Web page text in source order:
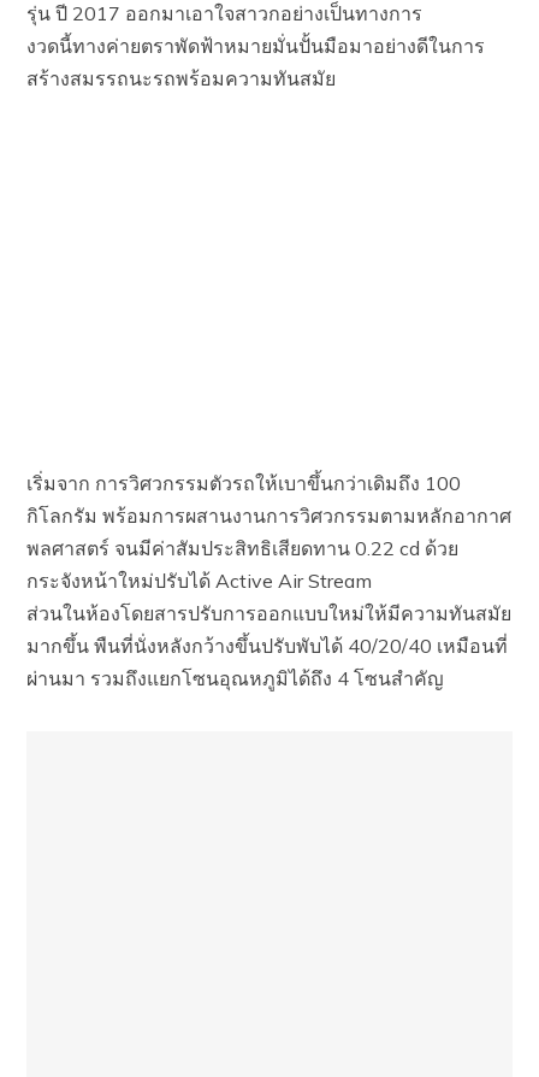
รุ่น ปี 2017 ออกมาเอาใจสาวกอย่างเป็นทางการ
งวดนี้ทางค่ายตราพัดฟ้าหมายมั่นปั้นมือมาอย่างดีในการ
สร้างสมรรถนะรถพร้อมความทันสมัย
เริ่มจาก การวิศวกรรมตัวรถให้เบาขึ้นกว่าเดิมถึง 100
กิโลกรัม พร้อมการผสานงานการวิศวกรรมตามหลักอากาศ
พลศาสตร์ จนมีค่าสัมประสิทธิเสียดทาน 0.22 cd ด้วย
กระจังหน้าใหม่ปรับได้ Active Air Stream
ส่วนในห้องโดยสารปรับการออกแบบใหม่ให้มีความทันสมัย
มากขึ้น พืนที่นั่งหลังกว้างขึ้นปรับพับได้ 40/20/40 เหมือนที่
ผ่านมา รวมถึงแยกโซนอุณหภูมิได้ถึง 4 โซนสำคัญ